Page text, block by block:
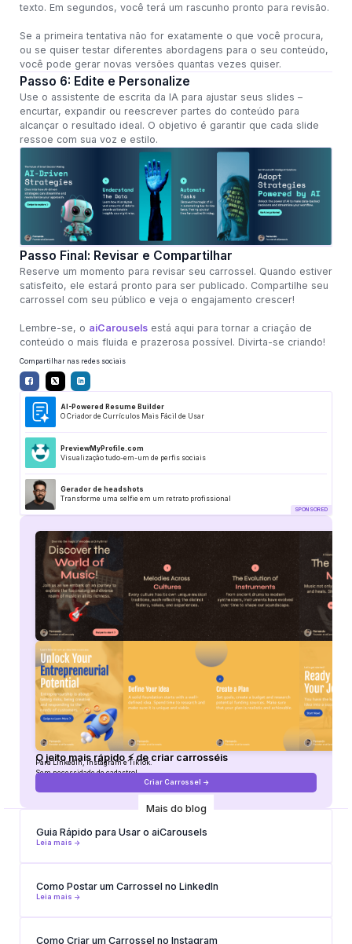
AI-Powered Resume Builder
O Criador de Currículos Mais Fácil de Usar
PreviewMyProfile.com
Visualização tudo-em-um de perfis sociais
Gerador de headshots
Transforme uma selfie em um retrato profissional
O jeito mais rápido ⚡ de criar carrosséis
Para LinkedIn, Instagram e TikTok.
Sem necessidade de cadastro!
Criar Carrossel ->
texto. Em segundos, você terá um rascunho pronto para revisão.
Se a primeira tentativa não for exatamente o que você procura,
ou se quiser testar diferentes abordagens para o seu conteúdo,
você pode gerar novas versões quantas vezes quiser.
Passo 6: Edite e Personalize
Use o assistente de escrita da IA para ajustar seus slides –
encurtar, expandir ou reescrever partes do conteúdo para
alcançar o resultado ideal. O objetivo é garantir que cada slide
ressoe com sua voz e estilo.
Passo Final: Revisar e Compartilhar
Reserve um momento para revisar seu carrossel. Quando estiver
satisfeito, ele estará pronto para ser publicado. Compartilhe seu
carrossel com seu público e veja o engajamento crescer!
Lembre-se, o aiCarouselsestá aqui para tornar a criação de
conteúdo o mais fluida e prazerosa possível. Divirta-se criando!
Compartilhar nas redes sociais
Mais do blog
Guia Rápido para Usar o aiCarousels
Leia mais ->
Como Postar um Carrossel no LinkedIn
Leia mais ->
Como Criar um Carrossel no Instagram